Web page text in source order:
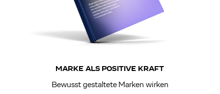
MARKE ALS POSITIVE KRAFT
Bewusst gestaltete Marken wirken